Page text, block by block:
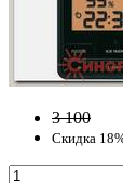
3 100
Скидка